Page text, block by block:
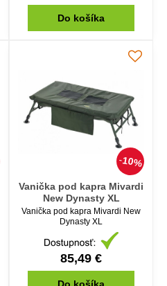
Do košíka
10%
Vanička pod kapra Mivardi
New Dynasty XL
Vanička pod kapra Mivardi New
Dynasty XL
85,49 €
Do košíka